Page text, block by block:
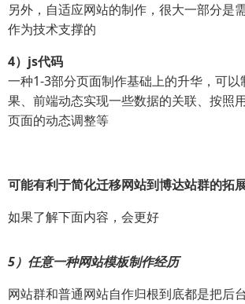
另外，自适应网站的制作，很大一部分是
作为技术支撑的
4）js代码
一种1-3部分页面制作基础上的升华，可以
果、前端动态实现一些数据的关联、按照
页面的动态调整等
可能有利于简化迁移网站到博达站群的拓
如果了解下面内容，会更好
5）任意一种网站模板制作经历
网站群和普通网站自作归根到底都是把后